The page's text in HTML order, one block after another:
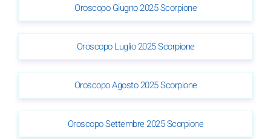
Oroscopo Giugno 2025 Scorpione
Oroscopo Luglio 2025 Scorpione
Oroscopo Agosto 2025 Scorpione
Oroscopo Settembre 2025 Scorpione